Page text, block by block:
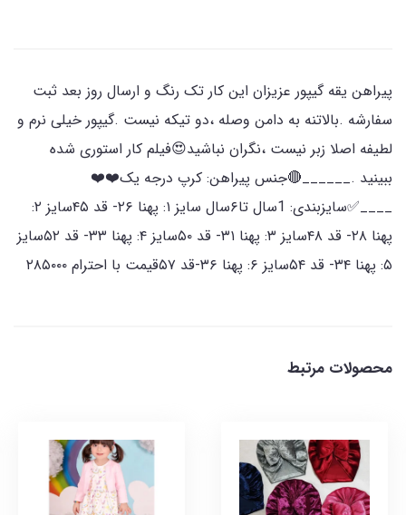
پیراهن یقه گیپور عزیزان این کار تک رنگ و ارسال روز بعد ثبت
سفارشه .بالاتنه به دامن وصله ،دو تیکه نیست .گیپور خیلی نرم و
لطیفه اصلا زبر نیست ،نگران نباشید😍فیلم کار استوری شده
ببینید .______🔴جنس پیراهن: کرپ درجه یک❤️❤️
____✅سایزبندی: 1سال تا۶سال سایز ۱: پهنا ۲۶- قد ۴۵سایز ۲:
پهنا ۲۸- قد ۴۸سایز ۳: پهنا ۳۱- قد ۵۰سایز ۴: پهنا ۳۳- قد ۵۲سایز
۵: پهنا ۳۴- قد ۵۴سایز ۶: پهنا ۳۶-قد ۵۷قیمت با احترام ۲۸۵۰۰۰
محصولات مرتبط